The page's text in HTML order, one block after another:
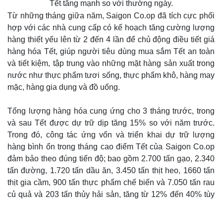
Tết tăng mạnh so với thường ngày.
Từ những tháng giữa năm, Saigon Co.op đã tích cực phối
hợp với các nhà cung cấp có kế hoạch tăng cường lượng
hàng thiết yếu lên từ 2 đến 4 lần để chủ động điều tiết giá
hàng hóa Tết, giúp người tiêu dùng mua sắm Tết an toàn
và tiết kiệm, tập trung vào những mặt hàng sản xuất trong
nước như thực phẩm tươi sống, thực phẩm khô, hàng may
mặc, hàng gia dụng và đồ uống.
Tổng lượng hàng hóa cung ứng cho 3 tháng trước, trong
và sau Tết được dự trữ dịp tăng 15% so với năm trước.
Trong đó, công tác ứng vốn và triển khai dự trữ lượng
hàng bình ổn trong tháng cao điểm Tết của Saigon Co.op
đảm bảo theo đúng tiến độ; bao gồm 2.700 tấn gạo, 2.340
tấn đường, 1.720 tấn dầu ăn, 3.450 tấn thịt heo, 1660 tấn
thịt gia cầm, 900 tấn thực phẩm chế biến và 7.050 tấn rau
củ quả và 203 tấn thủy hải sản, tăng từ 12% đến 40% tùy